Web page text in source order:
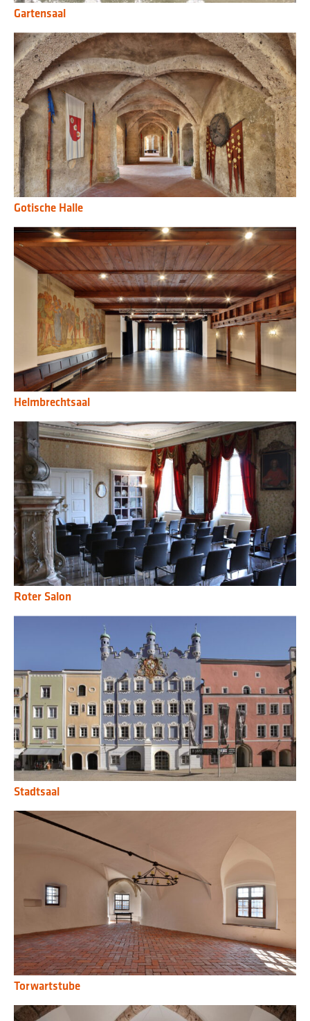
Gartensaal
Gotische Halle
Helmbrechtsaal
Roter Salon
Stadtsaal
Torwartstube